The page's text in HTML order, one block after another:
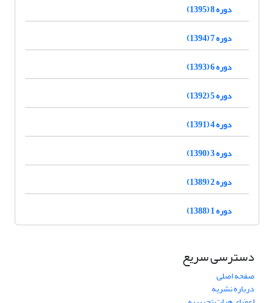
دوره 8 (1395)
دوره 7 (1394)
دوره 6 (1393)
دوره 5 (1392)
دوره 4 (1391)
دوره 3 (1390)
دوره 2 (1389)
دوره 1 (1388)
دسترسی سریع
صفحه اصلی
درباره نشریه